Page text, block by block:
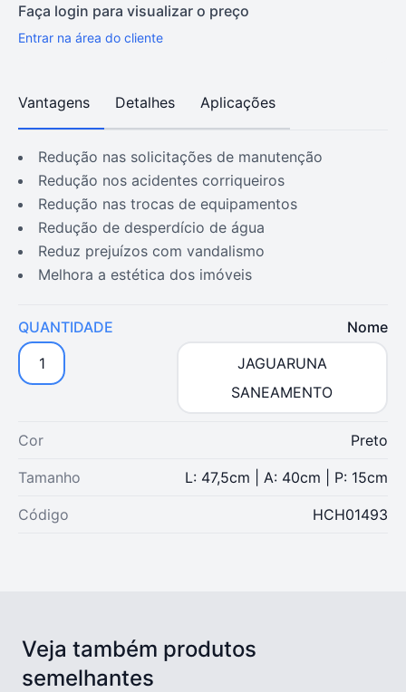
Faça login para visualizar o preço
Entrar na área do cliente
Vantagens Detalhes Aplicações
redução nas solicitações de manutenção
redução nos acidentes corriqueiros
redução nas trocas de equipamentos
redução de desperdício de água
reduz prejuízos com vandalismo
melhora a estética dos imóveis
QUANTIDADE
1
Nome
JAGUARUNA
SANEAMENTO
Cor Preto
Tamanho L: 47,5cm | A: 40cm | P: 15cm
Código HCH01493
Veja também produtos
semelhantes